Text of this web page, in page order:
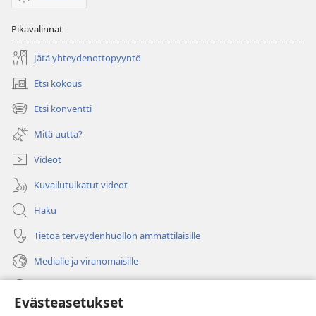
Evästeasetukset
Pikavalinnat
Jätä yhteydenottopyyntö
Etsi kokous
(avaa
uuden
ikkunan)
Etsi konventti
(avaa
uuden
ikkunan)
Mitä uutta?
Videot
Kuvailutulkatut videot
Haku
Tietoa terveydenhuollon ammattilaisille
Medialle ja viranomaisille